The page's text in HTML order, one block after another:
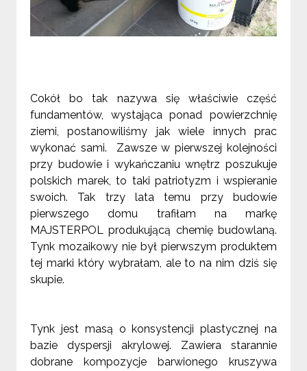
Cokół bo tak nazywa się właściwie część
fundamentów, wystająca ponad powierzchnię
ziemi, postanowiliśmy jak wiele innych prac
wykonać sami.
Zawsze w pierwszej kolejności
przy budowie i wykańczaniu wnętrz poszukuje
polskich marek, to taki patriotyzm i wspieranie
swoich. Tak trzy lata temu przy budowie
pierwszego domu trafiłam na markę
MAJSTERPOL produkującą chemię budowlaną.
Tynk mozaikowy nie był pierwszym produktem
tej marki który wybrałam, ale to na nim dziś się
skupie.
Tynk jest masą o konsystencji plastycznej na
bazie dyspersji akrylowej. Zawiera starannie
dobrane kompozycje barwionego kruszywa